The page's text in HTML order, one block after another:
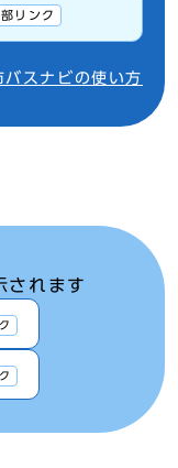
リンク
バスナビの使い方
されます